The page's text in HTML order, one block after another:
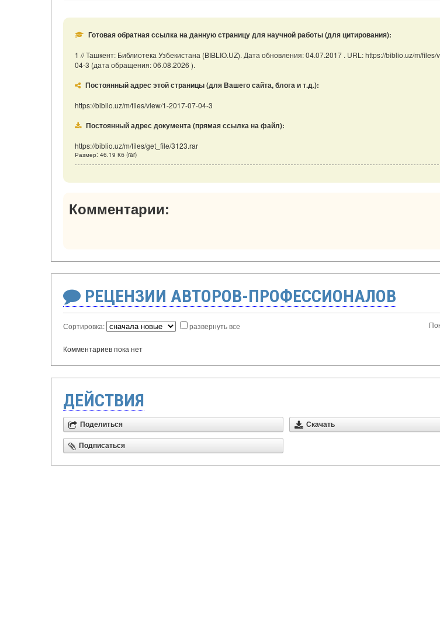
Готовая обратная ссылка на данную страницу для научной работы (для цитирования):
1 // Ташкент: Библиотека Узбекистана (BIBLIO.UZ). Дата обновления: 04.07.2017 . URL: https://biblio.uz/m/
04-3 (дата обращения: 06.08.2026 ).
Постоянный адрес этой страницы (для Вашего сайта, блога и т.д.):
https://biblio.uz/m/files/view/1-2017-07-04-3
Постоянный адрес документа (прямая ссылка на файл):
https://biblio.uz/m/files/get_file/3123.rar
Размер: 46.19 Кб (rar)
Комментарии:
РЕЦЕНЗИИ АВТОРОВ-ПРОФЕССИОНАЛОВ
Сортировка: развернуть все
Комментариев пока нет
ДЕЙСТВИЯ
Поделиться Скачать
Подписаться